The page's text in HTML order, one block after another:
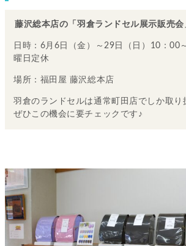
藤沢総本店の「羽倉ランドセル展示販売会
日時：6月6日（金）～29日（日）10：00
曜日定休
場所：福田屋 藤沢総本店
羽倉のランドセルは通常町田店でしか取り
ぜひこの機会に要チェックです♪